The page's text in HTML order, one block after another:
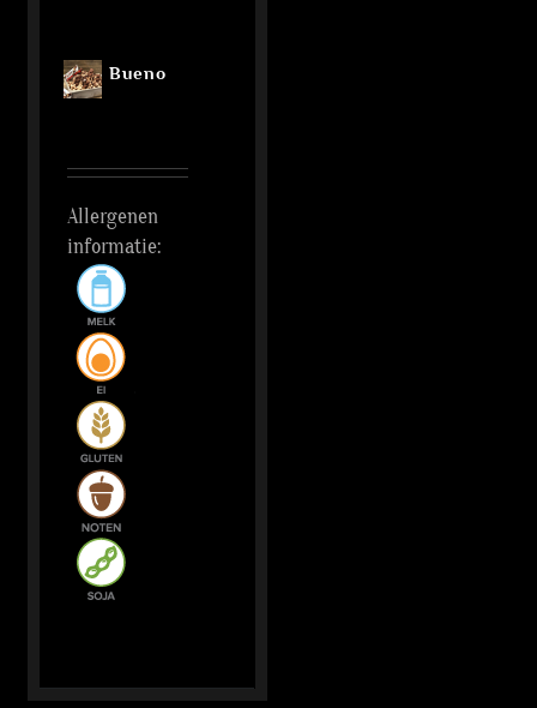
Bueno
Allergenen
informatie: